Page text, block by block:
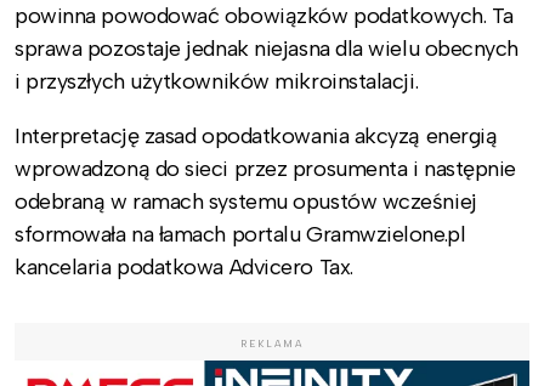
powinna powodować obowiązków podatkowych. Ta
sprawa pozostaje jednak niejasna dla wielu obecnych
i przyszłych użytkowników mikroinstalacji.
Interpretację zasad opodatkowania akcyzą energią
wprowadzoną do sieci przez prosumenta i następnie
odebraną w ramach systemu opustów wcześniej
sformowała na łamach portalu Gramwzielone.pl
kancelaria podatkowa Advicero Tax.
REKLAMA